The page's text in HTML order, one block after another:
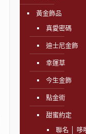
黃金飾品
真愛密碼
迪士尼金飾
幸運草
今生金飾
點金術
甜蜜約定
聯名 │ 哆